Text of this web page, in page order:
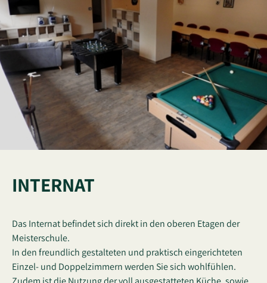
INTERNAT
Das Internat befindet sich direkt in den oberen Etagen der
Meisterschule.
In den freundlich gestalteten und praktisch eingerichteten
Einzel- und Doppelzimmern werden Sie sich wohlfühlen.